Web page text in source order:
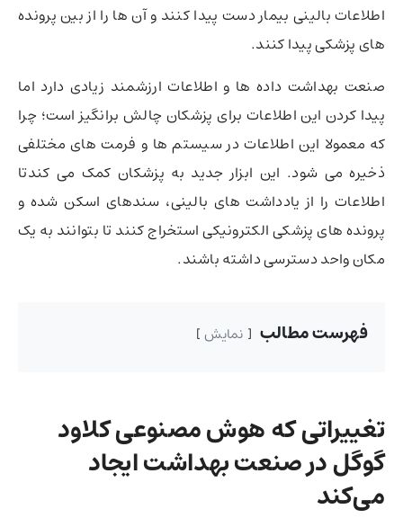
اطلاعات بالینی بیمار دست پیدا کنند و آن ها را از بین پرونده
های پزشکی پیدا کنند.
صنعت بهداشت داده ها و اطلاعات ارزشمند زیادی دارد اما
پیدا کردن این اطلاعات برای پزشکان چالش برانگیز است؛ چرا
که معمولا این اطلاعات در سیستم ها و فرمت های مختلفی
ذخیره می شود. این ابزار جدید به پزشکان کمک می کندتا
اطلاعات را از یادداشت های بالینی، سندهای اسکن شده و
پرونده های پزشکی الکترونیکی استخراج کنند تا بتوانند به یک
مکان واحد دسترسی داشته باشند.
فهرست مطالب نمایش
تغییراتی که هوش مصنوعی کلاود
گوگل در صنعت بهداشت ایجاد
می‌کند